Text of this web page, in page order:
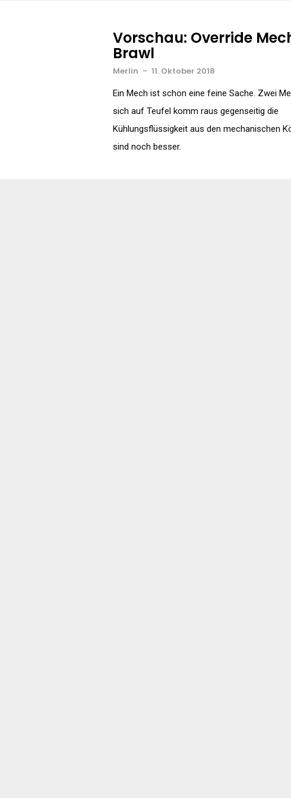
Vorschau: Override
Brawl
Merlin - 11. Oktober 2018
Ein Mech ist schon eine feine Sache. Zwei
sich auf Teufel komm raus gegenseitig die
Kühlungsflüssigkeit aus den mechanischen
sind noch besser.